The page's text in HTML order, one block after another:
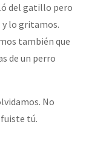
del gatillo pero
y lo gritamos.
también que
de un perro
No
fuiste tú.